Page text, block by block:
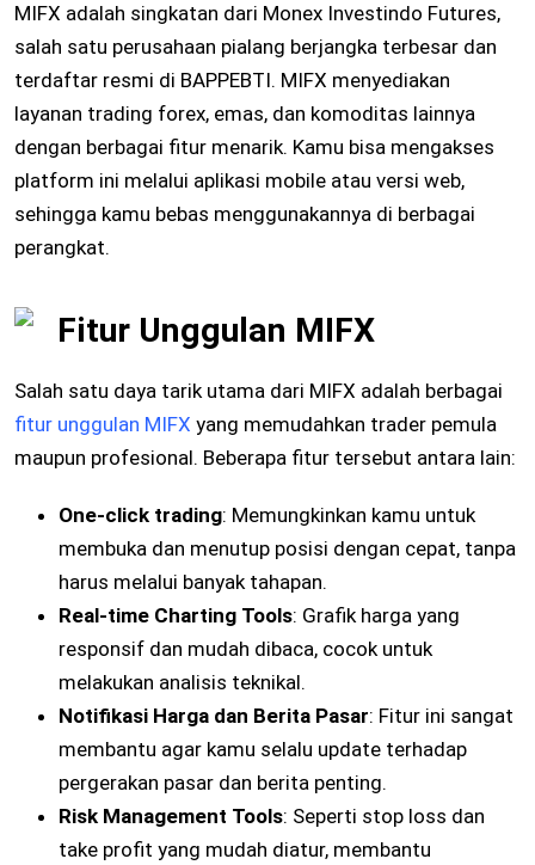
MIFX adalah singkatan dari Monex Investindo Futures,
salah satu perusahaan pialang berjangka terbesar dan
terdaftar resmi di BAPPEBTI. MIFX menyediakan
layanan trading forex, emas, dan komoditas lainnya
dengan berbagai fitur menarik. Kamu bisa mengakses
platform ini melalui aplikasi mobile atau versi web,
sehingga kamu bebas menggunakannya di berbagai
perangkat.
Fitur Unggulan MIFX
Salah satu daya tarik utama dari MIFX adalah berbagai
fitur unggulan MIFX yang memudahkan trader pemula
maupun profesional. Beberapa fitur tersebut antara lain:
One-click trading: Memungkinkan kamu untuk
membuka dan menutup posisi dengan cepat, tanpa
harus melalui banyak tahapan.
Real-time Charting Tools: Grafik harga yang
responsif dan mudah dibaca, cocok untuk
melakukan analisis teknikal.
Notifikasi Harga dan Berita Pasar: Fitur ini sangat
membantu agar kamu selalu update terhadap
pergerakan pasar dan berita penting.
Risk Management Tools: Seperti stop loss dan
take profit yang mudah diatur, membantu